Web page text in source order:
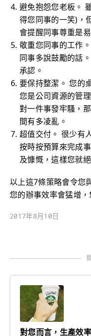
避免抱怨您老板。
得您同事的一笑)，
會提醒同事尊重是
敬重您同事的工作
同事多說鼓勵的話
承認。
要保持整潔。 您的
您是公司資源的管
對一件事發牢騷，
間有多凌亂。
超值交付。 很少有
按時按預算來完成
及慷慨，這樣您就
以上這7條策略會令您
您的辦事效率會猛增
2017年8月10日
對您而言，生產效